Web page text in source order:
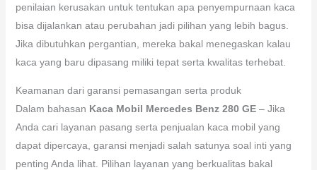
penilaian kerusakan untuk tentukan apa penyempurnaan kaca
bisa dijalankan atau perubahan jadi pilihan yang lebih bagus.
Jika dibutuhkan pergantian, mereka bakal menegaskan kalau
kaca yang baru dipasang miliki tepat serta kwalitas terhebat.
Keamanan dari garansi pemasangan serta produk
Dalam bahasan Kaca Mobil Mercedes Benz 280 GE– Jika
Anda cari layanan pasang serta penjualan kaca mobil yang
dapat dipercaya, garansi menjadi salah satunya soal inti yang
penting Anda lihat. Pilihan layanan yang berkualitas bakal